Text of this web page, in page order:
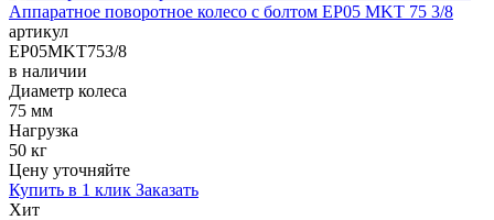
Аппаратное поворотное колесо с болтом EP05 MKT 75 3/8
артикул
EP05MKT753/8
в наличии
Диаметр колеса
75 мм
Нагрузка
50 кг
Цену уточняйте
Купить в 1 клик Заказать
Хит